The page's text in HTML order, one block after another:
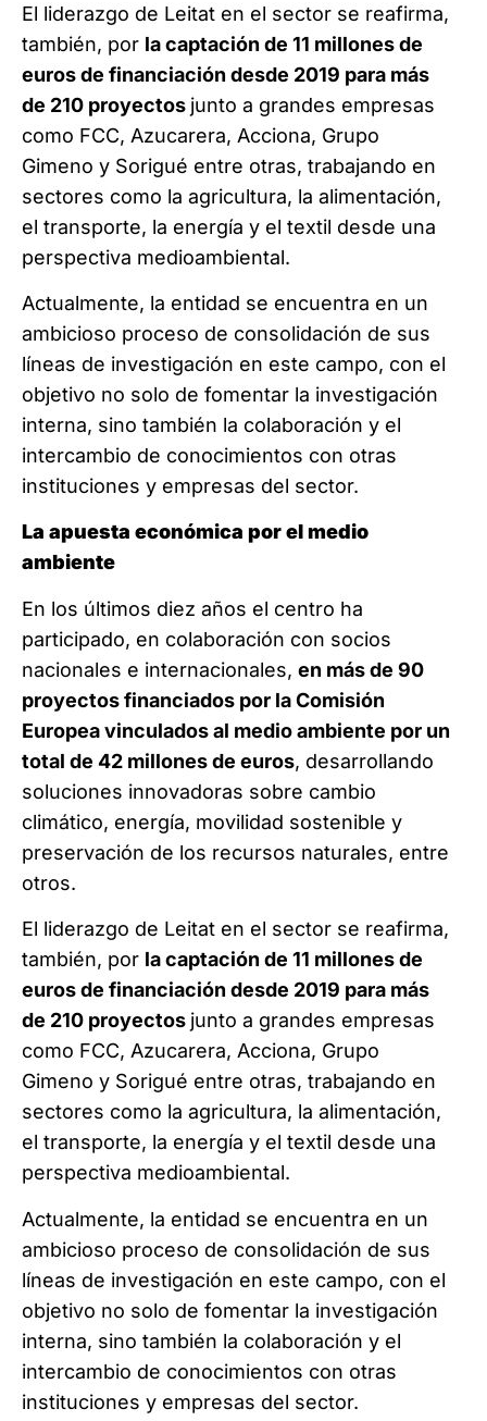
El liderazgo de Leitat en el sector se reafirma,
también, por la captación de 11 millones de
euros de financiación desde 2019 para más
de 210 proyectos junto a grandes empresas
como FCC, Azucarera, Acciona, Grupo
Gimeno y Sorigué entre otras, trabajando en
sectores como la agricultura, la alimentación,
el transporte, la energía y el textil desde una
perspectiva medioambiental.
Actualmente, la entidad se encuentra en un
ambicioso proceso de consolidación de sus
líneas de investigación en este campo, con el
objetivo no solo de fomentar la investigación
interna, sino también la colaboración y el
intercambio de conocimientos con otras
instituciones y empresas del sector.
La apuesta económica por el medio
ambiente
En los últimos diez años el centro ha
participado, en colaboración con socios
nacionales e internacionales, en más de 90
proyectos financiados por la Comisión
Europea vinculados al medio ambiente por un
total de 42 millones de euros, desarrollando
soluciones innovadoras sobre cambio
climático, energía, movilidad sostenible y
preservación de los recursos naturales, entre
otros.
El liderazgo de Leitat en el sector se reafirma,
también, por la captación de 11 millones de
euros de financiación desde 2019 para más
de 210 proyectos junto a grandes empresas
como FCC, Azucarera, Acciona, Grupo
Gimeno y Sorigué entre otras, trabajando en
sectores como la agricultura, la alimentación,
el transporte, la energía y el textil desde una
perspectiva medioambiental.
Actualmente, la entidad se encuentra en un
ambicioso proceso de consolidación de sus
líneas de investigación en este campo, con el
objetivo no solo de fomentar la investigación
interna, sino también la colaboración y el
intercambio de conocimientos con otras
instituciones y empresas del sector.